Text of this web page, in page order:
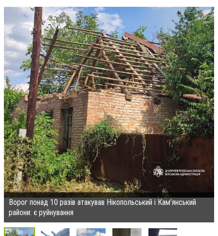
Ворог понад 10 разів атакував Нікопольський і Кам’янський
райони: є руйнування